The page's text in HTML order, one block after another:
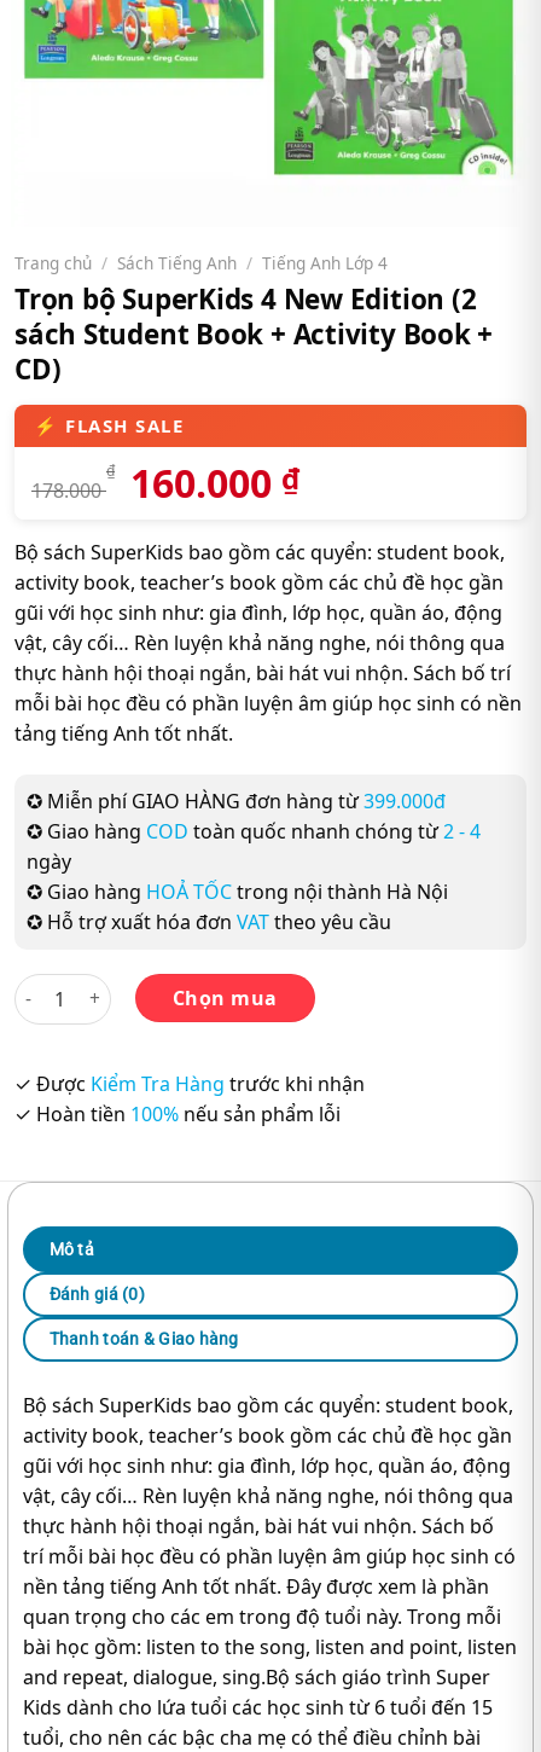
Trang chủ / Sách Tiếng Anh / Tiếng Anh Lớp 4
Trọn bộ SuperKids 4 New Edition (2
sách Student Book + Activity Book +
CD)
178.000
₫ 160.000 ₫
Bộ sách SuperKids bao gồm các quyển: student book,
activity book, teacher’s book gồm các chủ đề học gần
gũi với học sinh như: gia đình, lớp học, quần áo, động
vật, cây cối… Rèn luyện khả năng nghe, nói thông qua
thực hành hội thoại ngắn, bài hát vui nhộn. Sách bố trí
mỗi bài học đều có phần luyện âm giúp học sinh có nền
tảng tiếng Anh tốt nhất.
✪ Miễn phí GIAO HÀNG đơn hàng từ399.000đ
✪ Giao hàng COD toàn quốc nhanh chóng từ2 - 4
ngày
✪ Giao hàng HOẢ TỐCtrong nội thành Hà Nội
✪ Hỗ trợ xuất hóa đơn VATtheo yêu cầu
Trọn bộ SuperKids 4 New Edition (2 sách Student Book +
Chọn mua
✓ Được Kiểm Tra Hàng trước khi nhận
✓ Hoàn tiền 100% nếu sản phẩm lỗi
Mô tả
Đánh giá (0)
Thanh toán & Giao hàng
Bộ sách SuperKids bao gồm các quyển: student book,
activity book, teacher’s book gồm các chủ đề học gần
gũi với học sinh như: gia đình, lớp học, quần áo, động
vật, cây cối… Rèn luyện khả năng nghe, nói thông qua
thực hành hội thoại ngắn, bài hát vui nhộn. Sách bố
trí mỗi bài học đều có phần luyện âm giúp học sinh có
nền tảng tiếng Anh tốt nhất. Đây được xem là phần
quan trọng cho các em trong độ tuổi này. Trong mỗi
bài học gồm: listen to the song, listen and point, listen
and repeat, dialogue, sing.Bộ sách giáo trình Super
Kids dành cho lứa tuổi các học sinh từ 6 tuổi đến 15
tuổi, cho nên các bậc cha mẹ có thể điều chỉnh bài